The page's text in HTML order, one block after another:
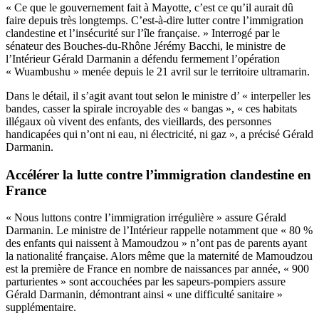
« Ce que le gouvernement fait à Mayotte, c’est ce qu’il aurait dû
faire depuis très longtemps. C’est-à-dire lutter contre l’immigration
clandestine et l’insécurité sur l’île française. » Interrogé par le
sénateur des Bouches-du-Rhône Jérémy Bacchi, le ministre de
l’Intérieur Gérald Darmanin a défendu fermement l’opération
« Wuambushu » menée depuis le 21 avril sur le territoire ultramarin.
Dans le détail, il s’agit avant tout selon le ministre d’ « interpeller les
bandes, casser la spirale incroyable des « bangas », « ces habitats
illégaux où vivent des enfants, des vieillards, des personnes
handicapées qui n’ont ni eau, ni électricité, ni gaz », a précisé Gérald
Darmanin.
Accélérer la lutte contre l’immigration clandestine en
France
« Nous luttons contre l’immigration irrégulière » assure Gérald
Darmanin. Le ministre de l’Intérieur rappelle notamment que « 80 %
des enfants qui naissent à Mamoudzou » n’ont pas de parents ayant
la nationalité française. Alors même que la maternité de Mamoudzou
est la première de France en nombre de naissances par année, « 900
parturientes » sont accouchées par les sapeurs-pompiers assure
Gérald Darmanin, démontrant ainsi « une difficulté sanitaire »
supplémentaire.